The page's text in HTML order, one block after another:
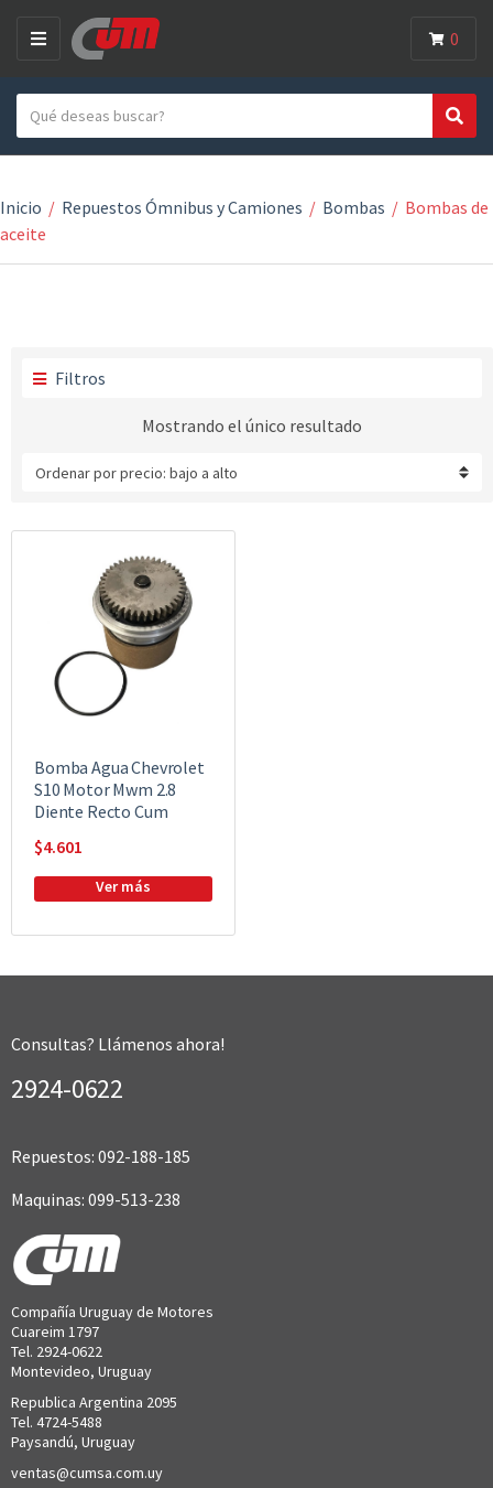
M
U
Search text
Search
0
Inicio / Repuestos Ómnibus y Camiones / Bombas / Bombas de
aceite
Filtros
Mostrando el único resultado
Bomba Agua Chevrolet
S10 Motor Mwm 2.8
Diente Recto Cum
$4.601
Consultas? Llámenos ahora!
2924-0622
Repuestos: 092-188-185
Maquinas: 099-513-238
Compañía Uruguay de Motores
Cuareim 1797
Tel. 2924-0622
Montevideo, Uruguay
Republica Argentina 2095
Tel. 4724-5488
Paysandú, Uruguay
ventas@cumsa.com.uy